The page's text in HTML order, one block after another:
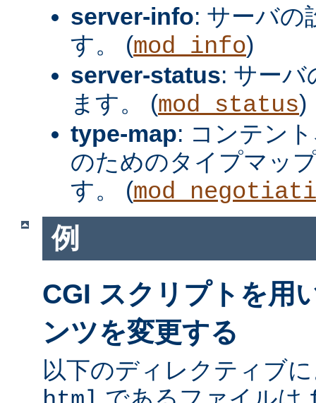
server-info: サーバの
す。 (mod_info)
server-status: サーバ
ます。 (mod_status)
type-map: コンテン
のためのタイプマッ
す。 (
例
CGI スクリプトを用
ンツを変更する
以下のディレクティブ